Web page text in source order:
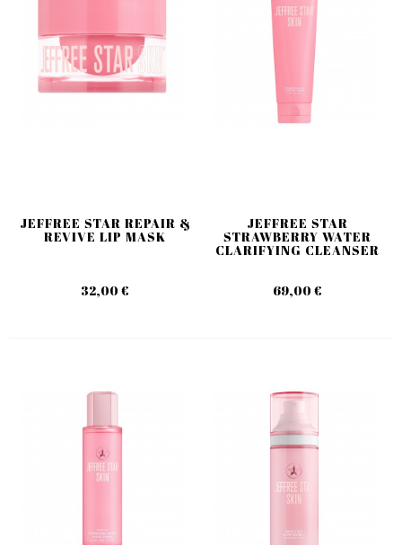
JEFFREE STAR REPAIR &
REVIVE LIP MASK
32,00 €
JEFFREE STAR
STRAWBERRY WATER
CLARIFYING CLEANSER
69,00 €